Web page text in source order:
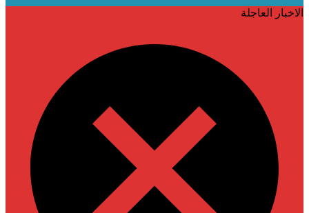
الاخبار العاجلة